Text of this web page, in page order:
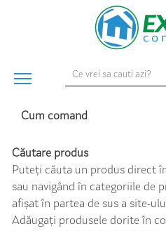
Cum comand
Căutare produs
Puteți căuta un produs direct
sau navigând în categoriile de
afișat în partea de sus a site-
Adăugați produsele dorite în